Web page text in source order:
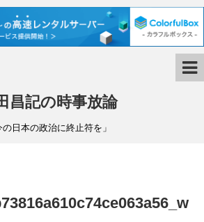
昌記の時事放論
の日本の政治に終止符を」